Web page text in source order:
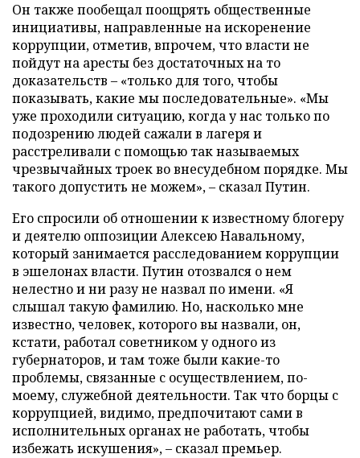
Он также пообещал поощрять общественные
инициативы, направленные на искоренение
коррупции, отметив, впрочем, что власти не
пойдут на аресты без достаточных на то
доказательств – «только для того, чтобы
показывать, какие мы последовательные». «Мы
уже проходили ситуацию, когда у нас только по
подозрению людей сажали в лагеря и
расстреливали с помощью так называемых
чрезвычайных троек во внесудебном порядке. Мы
такого допустить не можем», – сказал Путин.
Его спросили об отношении к известному блогеру
и деятелю оппозиции Алексею Навальному,
который занимается расследованием коррупции
в эшелонах власти. Путин отозвался о нем
нелестно и ни разу не назвал по имени. «Я
слышал такую фамилию. Но, насколько мне
известно, человек, которого вы назвали, он,
кстати, работал советником у одного из
губернаторов, и там тоже были какие-то
проблемы, связанные с осуществлением, по-
моему, служебной деятельности. Так что борцы с
коррупцией, видимо, предпочитают сами в
исполнительных органах не работать, чтобы
избежать искушения», – сказал премьер.